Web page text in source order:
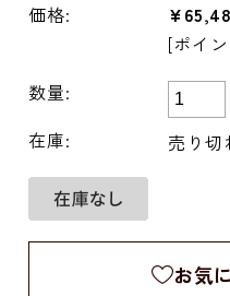
価格:
[ポイ
数量:
在庫:
売り切
お気